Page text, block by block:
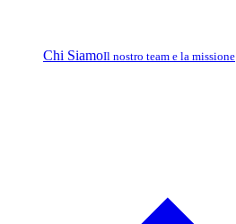
Chi SiamoIl nostro team e la missione